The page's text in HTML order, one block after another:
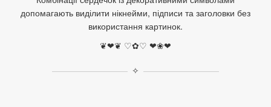
допомагають виділити нікнейми, підписи та заголовки без
використання картинок.
❦❤❦ ♡✿♡ ❤︎❀❤︎
✧